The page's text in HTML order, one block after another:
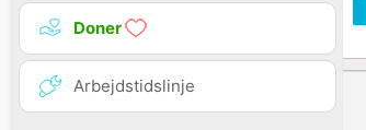
Doner
Arbejdstidslinje